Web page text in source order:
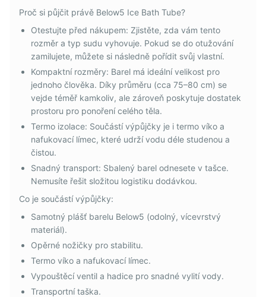
Proč si půjčit právě Below5 Ice Bath Tube?
Otestujte před nákupem: Zjistěte, zda vám tento
rozměr a typ sudu vyhovuje. Pokud se do otužování
zamilujete, můžete si následně pořídit svůj vlastní.
Kompaktní rozměry: Barel má ideální velikost pro
jednoho člověka. Díky průměru (cca 75–80 cm) se
vejde téměř kamkoliv, ale zároveň poskytuje dostatek
prostoru pro ponoření celého těla.
Termo izolace: Součástí výpůjčky je i termo víko a
nafukovací límec, které udrží vodu déle studenou a
čistou.
Snadný transport: Sbalený barel odnesete v tašce.
Nemusíte řešit složitou logistiku dodávkou.
Co je součástí výpůjčky:
Samotný plášť barelu Below5 (odolný, vícevrstvý
materiál).
Opěrné nožičky pro stabilitu.
Termo víko a nafukovací límec.
Vypouštěcí ventil a hadice pro snadné vylití vody.
Transportní taška.